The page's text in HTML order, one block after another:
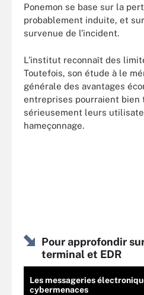
Ponemon se base sur la
probablement induite, et
survenue de l’incident.
L’institut reconnaît des
Toutefois, son étude à le
générale des avantages
entreprises pourraient bien
sérieusement leurs
hameçonnage.
Pour approfondir
terminal et EDR
Les messageries
cybermenaces